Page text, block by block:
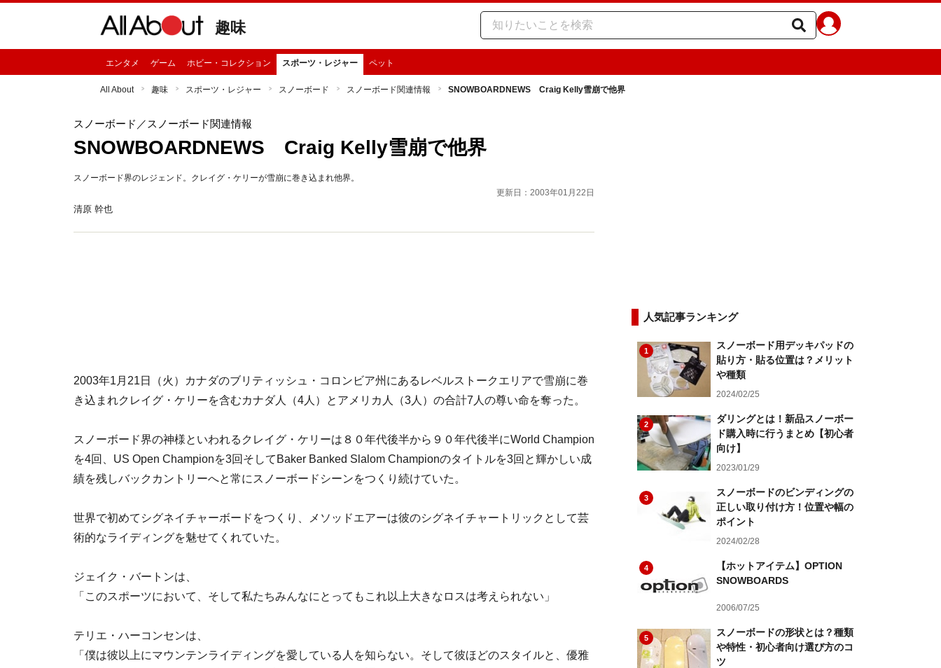
趣味
エンタメ ゲーム ホビー・コレクション スポーツ・レジャー ペット
All About 趣味 スポーツ・レジャー スノーボード スノーボード関連情報 SNOWBOARDNEWS Craig Kelly雪崩で他界
スノーボード ／スノーボード関連情報
SNOWBOARDNEWS Craig Kelly雪崩で他界
スノーボード界のレジェンド。クレイグ・ケリーが雪崩に巻き込まれ他界。
更新日：2003年01月22日
清原 幹也
2003年1月21日（火）カナダのブリティッシュ・コロンビア州にあるレベルストークエリアで雪崩に巻
き込まれクレイグ・ケリーを含むカナダ人（4人）とアメリカ人（3人）の合計7人の尊い命を奪った。
スノーボード界の神様といわれるクレイグ・ケリーは８０年代後半から９０年代後半にWorld Champion
を4回、US Open Championを3回そしてBaker Banked Slalom Championのタイトルを3回と輝かしい成
績を残しバックカントリーへと常にスノーボードシーンをつくり続けていた。
世界で初めてシグネイチャーボードをつくり、メソッドエアーは彼のシグネイチャートリックとして芸
術的なライディングを魅せてくれていた。
ジェイク・バートンは、
「このスポーツにおいて、そして私たちみんなにとってもこれ以上大きなロスは考えられない」
テリエ・ハーコンセンは、
「僕は彼以上にマウンテンライディングを愛している人を知らない。そして彼ほどのスタイルと、優雅
人気記事ランキング
1
スノーボード用デッキパッドの
貼り方・貼る位置は？メリット
や種類
2024/02/25
2
ダリングとは！新品スノーボー
ド購入時に行うまとめ【初心者
向け】
2023/01/29
3
スノーボードのビンディングの
正しい取り付け方！位置や幅の
ポイント
2024/02/28
4
【ホットアイテム】OPTION
SNOWBOARDS
2006/07/25
5
スノーボードの形状とは？種類
や特性・初心者向け選び方のコ
ツ